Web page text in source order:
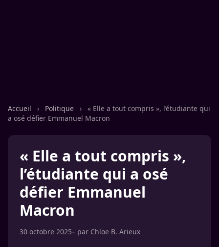
Accueil › Politique ›
« Elle a tout compris », l’étudiante qui
a osé défier Emmanuel Macron
« Elle a tout compris »,
l’étudiante qui a osé
défier Emmanuel
Macron
30 octobre 2025– par Chloe B. Arieux